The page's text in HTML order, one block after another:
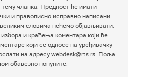
тему чланка. Предност ће имати
и правописно исправно написани.
словима нећемо објављивати.
и краћења коментара који ће
који се односе на уређивачку
на адресу webdesk@rts.rs. Поља
обавезно попуните.